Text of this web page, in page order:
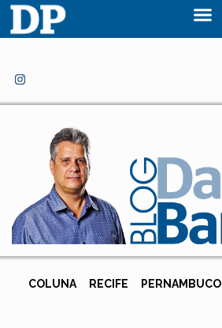
COLUNA RECIFE PERNAMBUCO